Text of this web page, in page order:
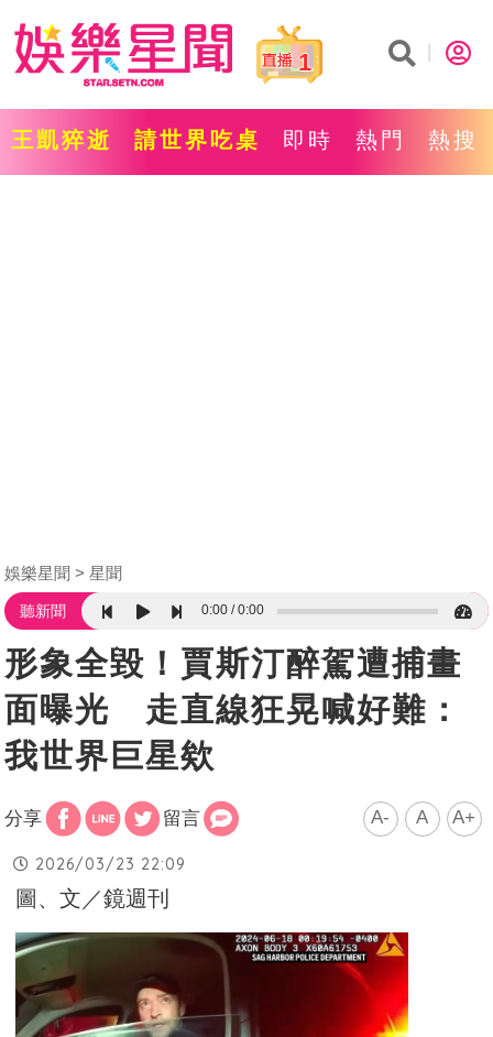
1
王凱猝逝 請世界吃桌 即時 熱門 熱搜
娛樂星聞 星聞
聽新聞 0:00 0:00
形象全毀！賈斯汀醉駕遭捕畫
面曝光 走直線狂晃喊好難：
我世界巨星欸
分享 留言 A- A A+
2026/03/23 22:09
圖、文／鏡週刊